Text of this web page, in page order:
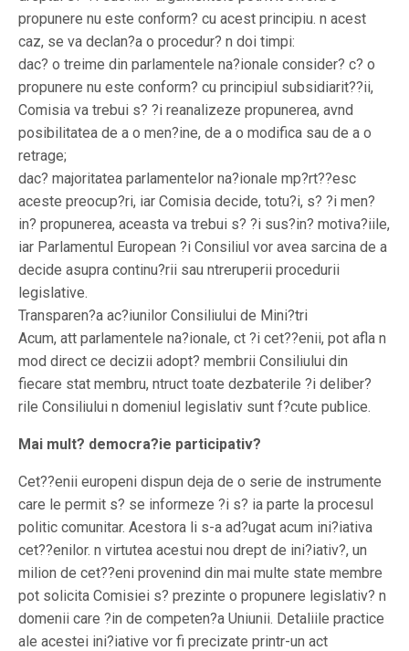
propunere nu este conform? cu acest principiu. n acest
caz, se va declan?a o procedur? n doi timpi:
dac? o treime din parlamentele na?ionale consider? c? o
propunere nu este conform? cu principiul subsidiarit??ii,
Comisia va trebui s? ?i reanalizeze propunerea, avnd
posibilitatea de a o men?ine, de a o modifica sau de a o
retrage;
dac? majoritatea parlamentelor na?ionale mp?rt??esc
aceste preocup?ri, iar Comisia decide, totu?i, s? ?i men?
in? propunerea, aceasta va trebui s? ?i sus?in? motiva?iile,
iar Parlamentul European ?i Consiliul vor avea sarcina de a
decide asupra continu?rii sau ntreruperii procedurii
legislative.
Transparen?a ac?iunilor Consiliului de Mini?tri
Acum, att parlamentele na?ionale, ct ?i cet??enii, pot afla n
mod direct ce decizii adopt? membrii Consiliului din
fiecare stat membru, ntruct toate dezbaterile ?i deliber?
rile Consiliului n domeniul legislativ sunt f?cute publice.
Mai mult? democra?ie participativ?
Cet??enii europeni dispun deja de o serie de instrumente
care le permit s? se informeze ?i s? ia parte la procesul
politic comunitar. Acestora li s-a ad?ugat acum ini?iativa
cet??enilor. n virtutea acestui nou drept de ini?iativ?, un
milion de cet??eni provenind din mai multe state membre
pot solicita Comisiei s? prezinte o propunere legislativ? n
domenii care ?in de competen?a Uniunii. Detaliile practice
ale acestei ini?iative vor fi precizate printr-un act